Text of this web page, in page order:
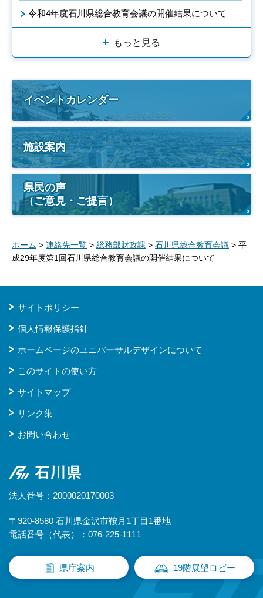
令和4年度石川県総合教育会議の開催結果について
もっと見る
イベントカレンダー
施設案内
県民の声
（ご意見・ご提言）
ホーム > 連絡先一覧 > 総務部財政課 > 石川県総合教育会議 > 平
成29年度第1回石川県総合教育会議の開催結果について
サイトポリシー
個人情報保護指針
ホームページのユニバーサルデザインについて
このサイトの使い方
サイトマップ
リンク集
お問い合わせ
石川県
法人番号：2000020170003
〒920-8580 石川県金沢市鞍月1丁目1番地
電話番号（代表）：076-225-1111
県庁案内 19階展望ロビー